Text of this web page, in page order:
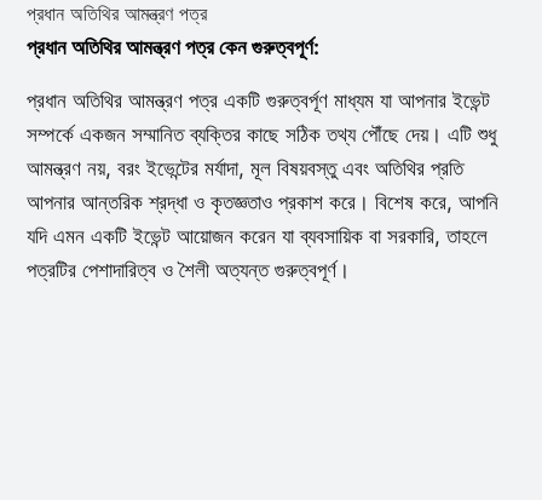
প্রধান অতিথির আমন্ত্রণ পত্র
প্রধান অতিথির আমন্ত্রণ পত্র কেন গুরুত্বপূর্ণ:
প্রধান অতিথির আমন্ত্রণ পত্র একটি গুরুত্বর্পূণ মাধ্যম যা আপনার ইভেন্ট
সম্পর্কে একজন সম্মানিত ব্যক্তির কাছে সঠিক তথ্য পৌঁছে দেয়। এটি শুধু
আমন্ত্রণ নয়, বরং ইভেন্টের মর্যাদা, মূল বিষয়বস্তু এবং অতিথির প্রতি
আপনার আন্তরিক শ্রদ্ধা ও কৃতজ্ঞতাও প্রকাশ করে। বিশেষ করে, আপনি
যদি এমন একটি ইভেন্ট আয়োজন করেন যা ব্যবসায়িক বা সরকারি, তাহলে
পত্রটির পেশাদারিত্ব ও শৈলী অত্যন্ত গুরুত্বপূর্ণ।